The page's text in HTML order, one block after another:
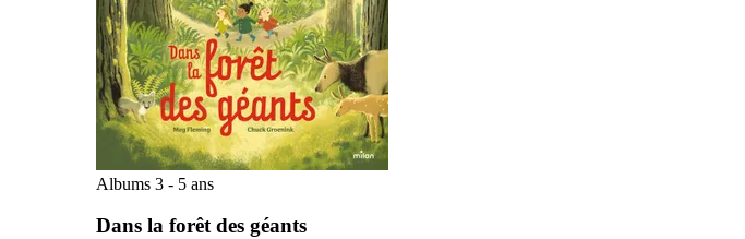
Albums 3 - 5 ans
Dans la forêt des géants